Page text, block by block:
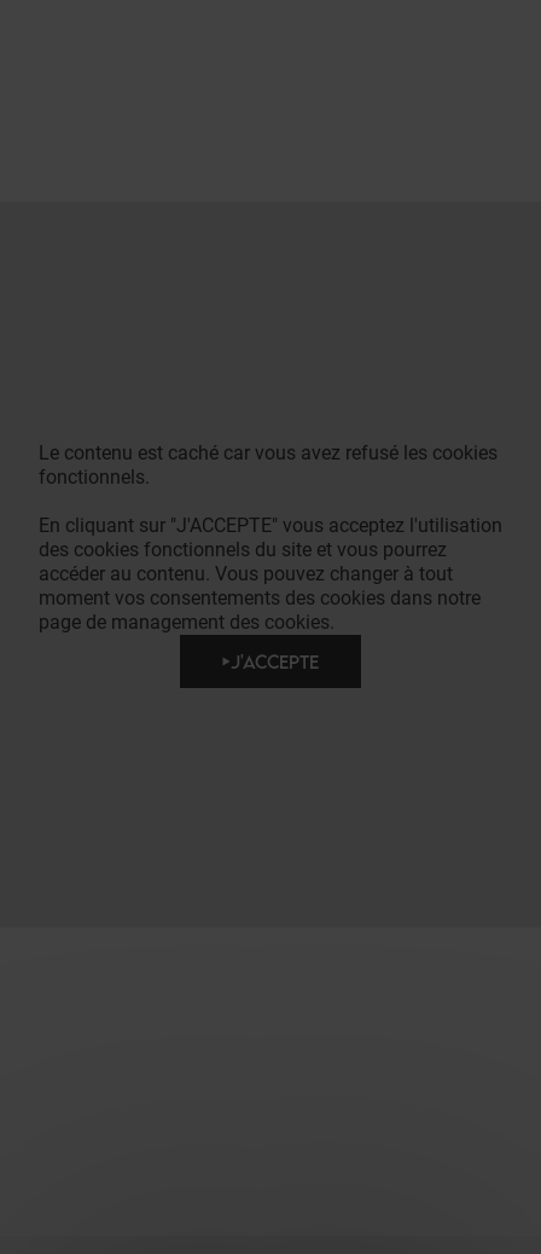
Le contenu est caché car vous avez refusé les cookies
fonctionnels.
En cliquant sur "J'ACCEPTE" vous acceptez l'utilisation
des cookies fonctionnels du site et vous pourrez
accéder au contenu. Vous pouvez changer à tout
moment vos consentements des cookies dans notre
page de management des cookies.
J'ACCEPTE